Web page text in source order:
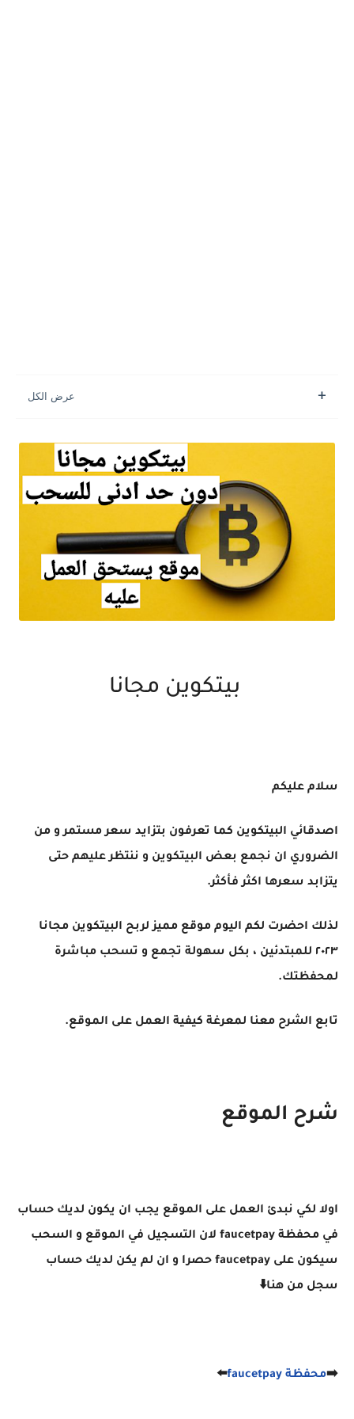
بيتكوين مجانا
سلام عليكم
اصدقائي البيتكوين كما تعرفون بتزايد سعر مستمر و من
الضروري ان نجمع بعض البيتكوين و ننتظر عليهم حتى
يتزابد سعرها اكثر فأكثر.
لذلك احضرت لكم اليوم موقع مميز لربح البيتكوين مجانا
٢٠٢٣ للمبتدئين ، بكل سهولة تجمع و تسحب مباشرة
لمحفظتك.
تابع الشرح معنا لمعرغة كيفية العمل على الموقع.
شرح الموقع
اولا لكي نبدئ العمل على الموقع يجب ان يكون لديك حساب
في محفظة faucetpay لان التسجيل في الموقع و السحب
سيكون على faucetpay حصرا و ان لم يكن لديك حساب
سجل من هنا⬇️
➡️محفظة faucetpay ⬅️